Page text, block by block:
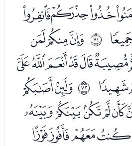
ﱆ ﮡﮢﮣ
ﱇ ﯔﯕ